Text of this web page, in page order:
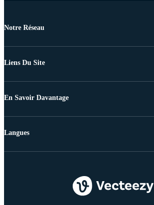
Notre Réseau
Liens Du Site
En Savoir Davantage
Langues